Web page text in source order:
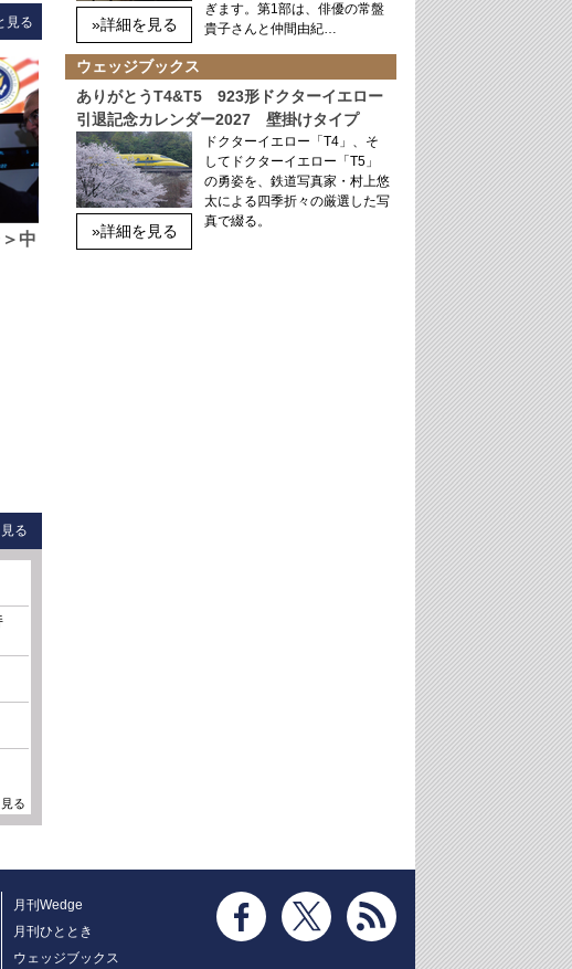
見る
中
る
る
»詳細を見る
ぎます。第1部は、俳優の常盤
貴子さんと仲間由紀…
ウェッジブックス
ありがとうT4&T5 923形ドクターイエロー
引退記念カレンダー2027 壁掛けタイプ
»詳細を見る
ドクターイエロー「T4」、そ
してドクターイエロー「T5」
の勇姿を、鉄道写真家・村上悠
太による四季折々の厳選した写
真で綴る。
月刊Wedge
月刊ひととき
ウェッジブックス